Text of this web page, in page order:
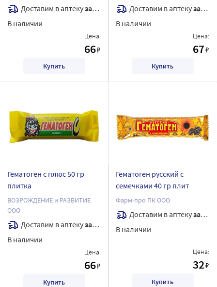
Доставим в аптекузавтра
В наличии
Цена:
66₽
Купить
Доставим в аптекузавтра
В наличии
Цена:
67₽
Купить
Гематоген с плюс 50 гр
плитка
ВОЗРОЖДЕНИЕ и РАЗВИТИЕ
ООО
Доставим в аптекузавтра
В наличии
Цена:
66₽
Купить
Гематоген русский с
семечками 40 гр плит
Фарм-про ПК ООО
Доставим в аптекузавтра
В наличии
Цена:
32₽
Купить